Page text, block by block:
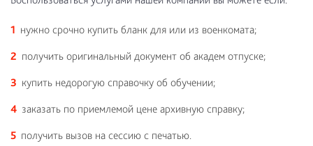
нужно срочно купить бланк для или из военкомата;
получить оригинальный документ об академ отпуске;
купить недорогую справочку об обучении;
заказать по приемлемой цене архивную справку;
получить вызов на сессию с печатью.